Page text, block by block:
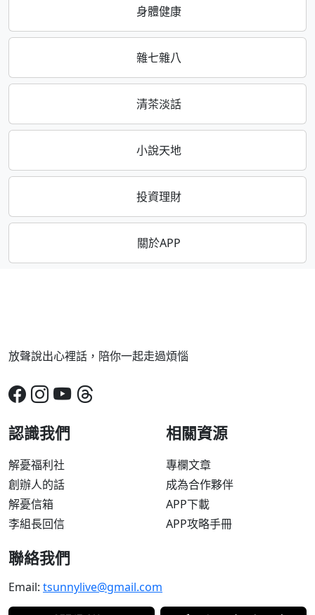
身體健康
雜七雜八
清茶淡話
小說天地
投資理財
關於APP
放聲說出心裡話，陪你一起走過煩惱
認識我們
解憂福利社
創辦人的話
解憂信箱
李組長回信
相關資源
專欄文章
成為合作夥伴
APP下載
APP攻略手冊
聯絡我們
Email: tsunnylive@gmail.com